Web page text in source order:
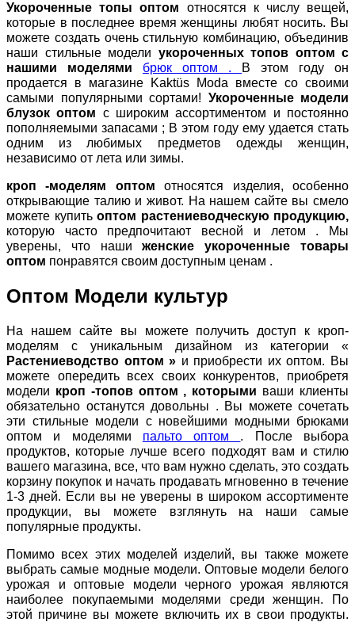
Укороченные топы оптом относятся к числу вещей,
которые в последнее время женщины любят носить. Вы
можете создать очень стильную комбинацию, объединив
наши стильные модели укороченных топов оптом с
нашими моделями брюк оптом .
В этом году он
продается в магазине Kaktüs Moda вместе со своими
самыми популярными сортами! Укороченные модели
блузок оптом с широким ассортиментом и постоянно
пополняемыми запасами ; В этом году ему удается стать
одним из любимых предметов одежды женщин,
независимо от лета или зимы.
кроп -моделям оптомотносятся изделия, особенно
открывающие талию и живот. На нашем сайте вы смело
можете купить оптом растениеводческую продукцию,
которую часто предпочитают весной и летом . Мы
уверены, что нашиженские укороченные товары
оптом понравятся своим доступным ценам .
Оптом Модели культур
На нашем сайте вы можете получить доступ к кроп-
моделям с уникальным дизайном из категории «
Растениеводство оптом » и приобрести их оптом. Вы
можете опередить всех своих конкурентов, приобретя
модели кроп -топов оптом , которыми ваши клиенты
обязательно останутся довольны . Вы можете сочетать
эти стильные модели с новейшими модными брюками
оптом и моделями пальто оптом . После выбора
продуктов, которые лучше всего подходят вам и стилю
вашего магазина, все, что вам нужно сделать, это создать
корзину покупок и начать продавать мгновенно в течение
1-3 дней. Если вы не уверены в широком ассортименте
продукции, вы можете взглянуть на наши самые
популярные продукты.
Помимо всех этих моделей изделий, вы также можете
выбрать самые модные модели. Оптовые модели белого
урожая и оптовые модели черного урожая являются
наиболее покупаемыми моделями среди женщин. По
этой причине вы можете включить их в свои продукты.